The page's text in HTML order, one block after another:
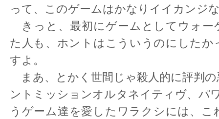
って、このゲームはかなりイイカンジ
きっと、最初にゲームとしてウォー
た人も、ホントはこういうのにしたか
すよ。
まあ、とかく世間じゃ殺人的に評判
ントミッションオルタネイティヴ、パ
うゲーム達を愛したワラクシには、